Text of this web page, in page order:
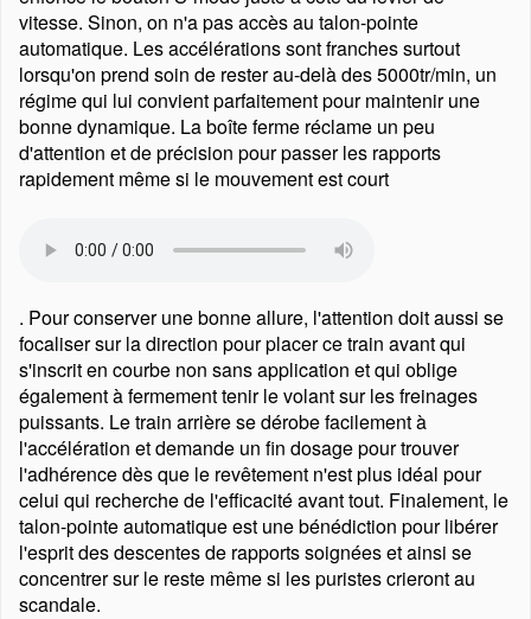
vitesse. Sinon, on n'a pas accès au talon-pointe
automatique. Les accélérations sont franches surtout
lorsqu'on prend soin de rester au-delà des 5000tr/min, un
régime qui lui convient parfaitement pour maintenir une
bonne dynamique. La boîte ferme réclame un peu
d'attention et de précision pour passer les rapports
rapidement même si le mouvement est court
. Pour conserver une bonne allure, l'attention doit aussi se
focaliser sur la direction pour placer ce train avant qui
s'inscrit en courbe non sans application et qui oblige
également à fermement tenir le volant sur les freinages
puissants. Le train arrière se dérobe facilement à
l'accélération et demande un fin dosage pour trouver
l'adhérence dès que le revêtement n'est plus idéal pour
celui qui recherche de l'efficacité avant tout. Finalement, le
talon-pointe automatique est une bénédiction pour libérer
l'esprit des descentes de rapports soignées et ainsi se
concentrer sur le reste même si les puristes crieront au
scandale.